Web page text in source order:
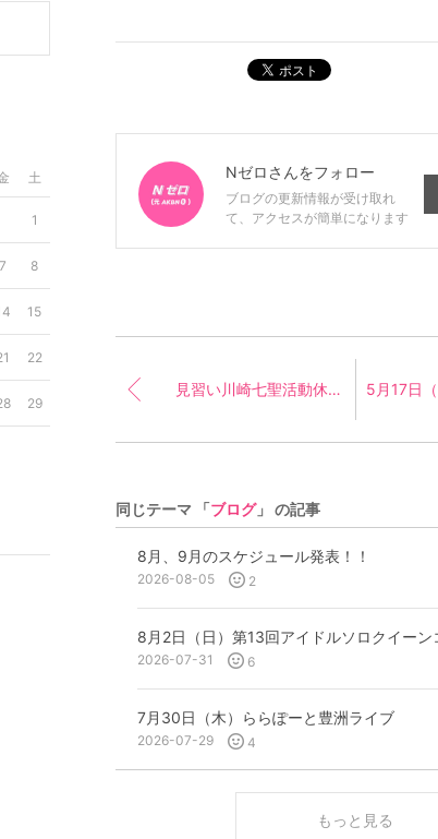
ポスト
Nゼロ さんをフォロー
ブログの更新情報が受け取れ
て、アクセスが簡単になります
見習い川崎七聖活動休止のお知らせ
同じテーマ 「ブログ」 の記事
8月、9月のスケジュール発表！！
2026-08-05 2
2026-07-31 6
7月30日（木）ららぽーと豊洲ライブ
2026-07-29 4
もっと見る
土
1
7 8
15
22
29